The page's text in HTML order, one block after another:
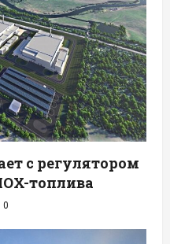
с регулятором
топлива
0